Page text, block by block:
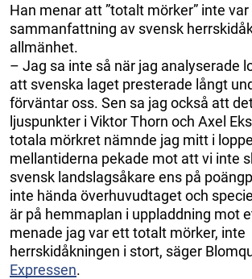
Han menar att ”totalt mörker” inte var
sammanfattning av svensk
allmänhet.
– Jag sa inte så när jag analyserade
att svenska laget presterade långt
förväntar oss. Sen sa jag också att
ljuspunkter i Viktor Thorn och Axel
totala mörkret nämnde jag mitt i
mellantiderna pekade mot att vi inte
svensk landslagsåkare ens på
inte hända överhuvudtaget och
är på hemmaplan i uppladdning mot
menade jag var ett totalt mörker, inte
herrskidåkningen i stort, säger
Expressen.